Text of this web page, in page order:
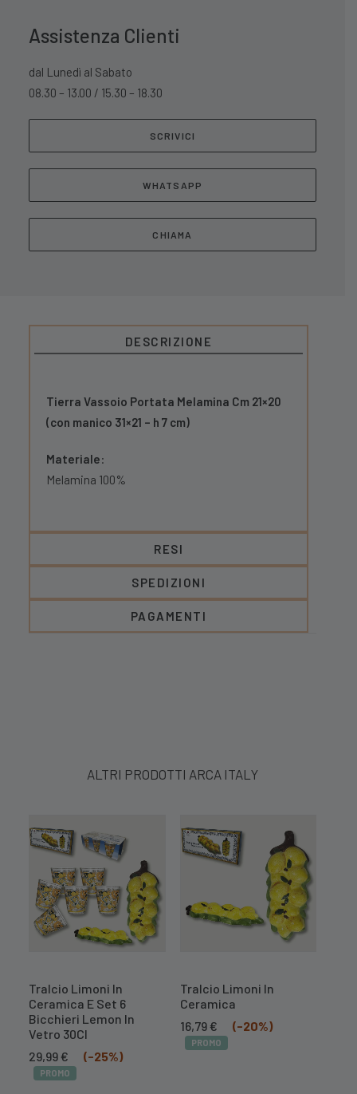
Assistenza Clienti
dal Lunedì al Sabato
08.30 – 13.00 / 15.30 – 18.30
SCRIVICI
WHATSAPP
CHIAMA
DESCRIZIONE
Tierra Vassoio Portata Melamina Cm 21×20
(con manico 31×21 – h 7 cm)
Materiale:
Melamina 100%
RESI
SPEDIZIONI
PAGAMENTI
ALTRI PRODOTTI ARCA ITALY
Tralcio Limoni In
Ceramica E Set 6
Bicchieri Lemon In
Vetro 30Cl
Il
prezzo
originale
29,99€
prezzo
(-25%)
PROMO
Tralcio Limoni In
Ceramica
Il
prezzo
originale
16,79€
prezzo
attuale
(-20%)
PROMO